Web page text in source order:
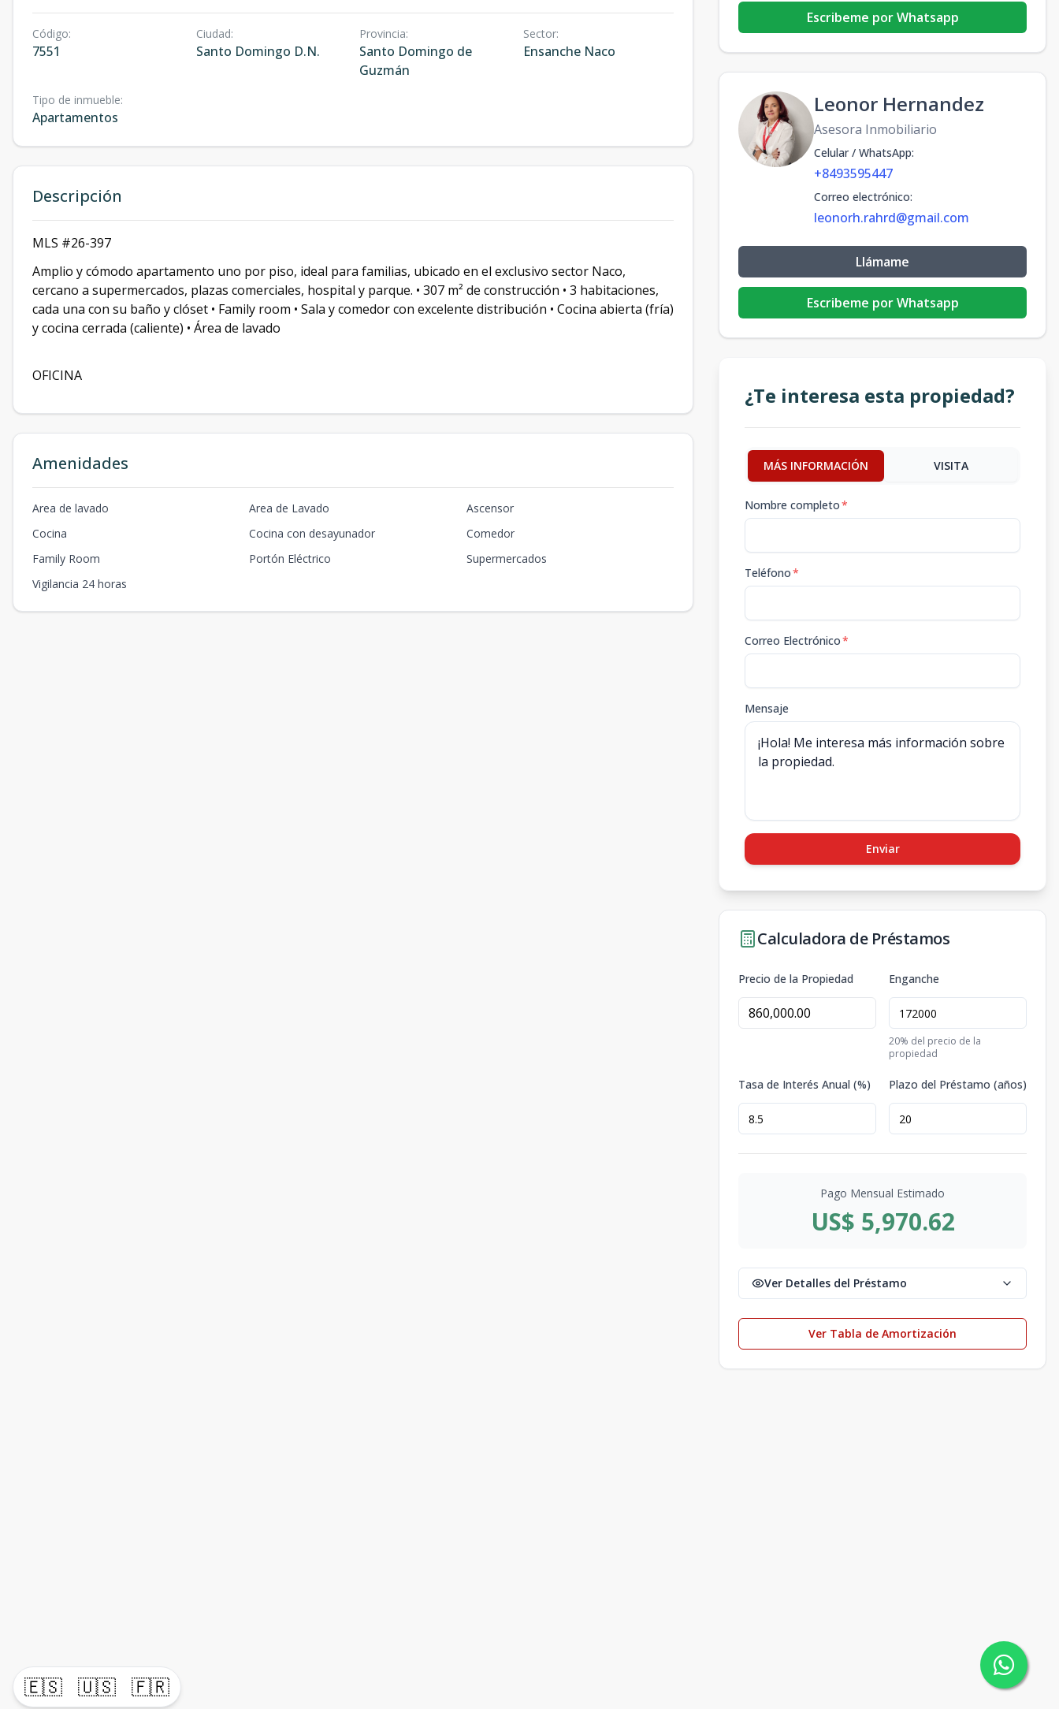
🇪🇸 🇺🇸 🇫🇷
Código:
7551
Ciudad:
Santo Domingo D.N.
Provincia:
Santo Domingo de
Guzmán
Sector:
Ensanche Naco
Tipo de inmueble:
Apartamentos
Descripción
MLS #26-397
Amplio y cómodo apartamento uno por piso, ideal para familias, ubicado en el exclusivo sector Naco,
cercano a supermercados, plazas comerciales, hospital y parque. • 307 m² de construcción • 3 habitaciones,
cada una con su baño y clóset • Family room • Sala y comedor con excelente distribución • Cocina abierta (fría)
y cocina cerrada (caliente) • Área de lavado
OFICINA
Amenidades
Area de lavado Area de Lavado
Ascensor
Cocina
Cocina con desayunador
Comedor
Family Room
Portón Eléctrico
Supermercados
Vigilancia 24 horas
Escribeme por Whatsapp
Leonor Hernandez
Asesora Inmobiliario
Celular / WhatsApp:
+8493595447
Correo electrónico:
leonorh.rahrd@gmail.com
Llámame
Escribeme por Whatsapp
¿Te interesa esta propiedad?
MÁS INFORMACIÓN VISITA
Nombre completo*
Teléfono*
Correo Electrónico*
Mensaje
Enviar
Calculadora de Préstamos
Precio de la Propiedad Enganche
20% del precio de la
propiedad
Tasa de Interés Anual (%) Plazo del Préstamo (años)
Pago Mensual Estimado
US$ 5,970.62
Ver Detalles del Préstamo
Ver Tabla de Amortización